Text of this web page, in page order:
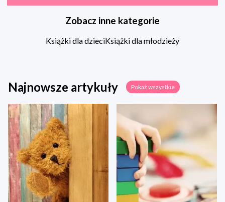
Zobacz inne kategorie
Książki dla dzieciKsiążki dla młodzieży
Najnowsze artykuły Pokaż wszystkie